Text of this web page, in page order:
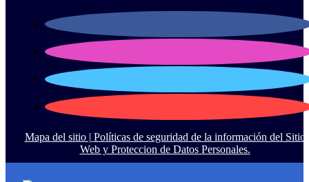
Mapa del sitio | Políticas de seguridad de la información del Sitio
Web y Proteccion de Datos Personales.